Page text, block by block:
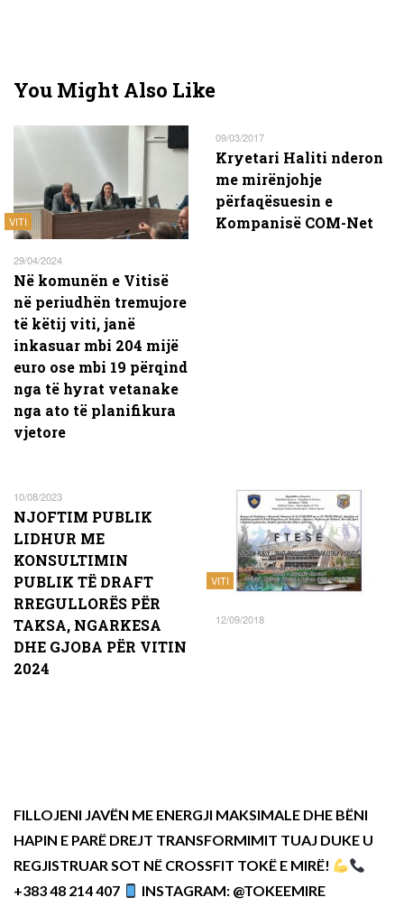
You Might Also Like
VITI
29/04/2024
Në komunën e Vitisë
në periudhën tremujore
të këtij viti, janë
inkasuar mbi 204 mijë
euro ose mbi 19 përqind
nga të hyrat vetanake
nga ato të planifikura
vjetore
09/03/2017
Kryetari Haliti nderon
me mirënjohje
përfaqësuesin e
Kompanisë COM-Net
10/08/2023
NJOFTIM PUBLIK
LIDHUR ME
KONSULTIMIN
PUBLIK TË DRAFT
RREGULLORËS PËR
TAKSA, NGARKESA
DHE GJOBA PËR VITIN
2024
VITI
12/09/2018
FILLOJENI JAVËN ME ENERGJI MAKSIMALE DHE BËNI
HAPIN E PARË DREJT TRANSFORMIMIT TUAJ DUKE U
REGJISTRUAR SOT NË CROSSFIT TOKË E MIRË!
+383 48 214 407
INSTAGRAM: @TOKEEMIRE